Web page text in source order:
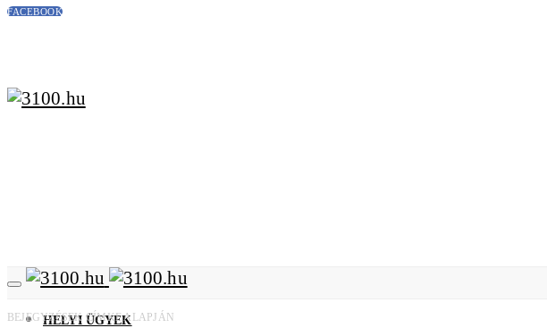
FACEBOOK
HELYI ÜGYEK
BEJEGYZÉSEK CÍMKE ALAPJÁN